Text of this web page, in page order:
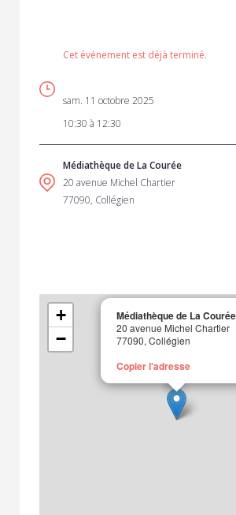
Cet événement est déjà terminé.
sam. 11 octobre 2025
10:30 à 12:30
Médiathèque de La Courée
20 avenue Michel Chartier
77090, Collégien
Médiathèque de La Courée
20 avenue Michel Chartier
77090, Collégien
Copier l'adresse
+
−